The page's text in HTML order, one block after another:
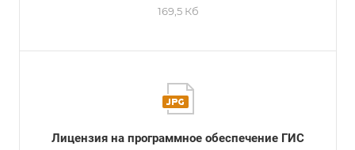
169,5 Кб
Лицензия на программное обеспечение ГИС